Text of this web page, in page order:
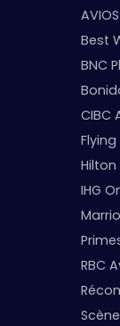
AVIOS
Best
BNC
CIBC
Flying
Hilton
IHG
RBC